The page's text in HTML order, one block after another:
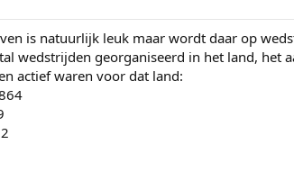
is natuurlijk leuk maar wordt daar op
wedstrijden georganiseerd in het land, het
actief waren voor dat land: